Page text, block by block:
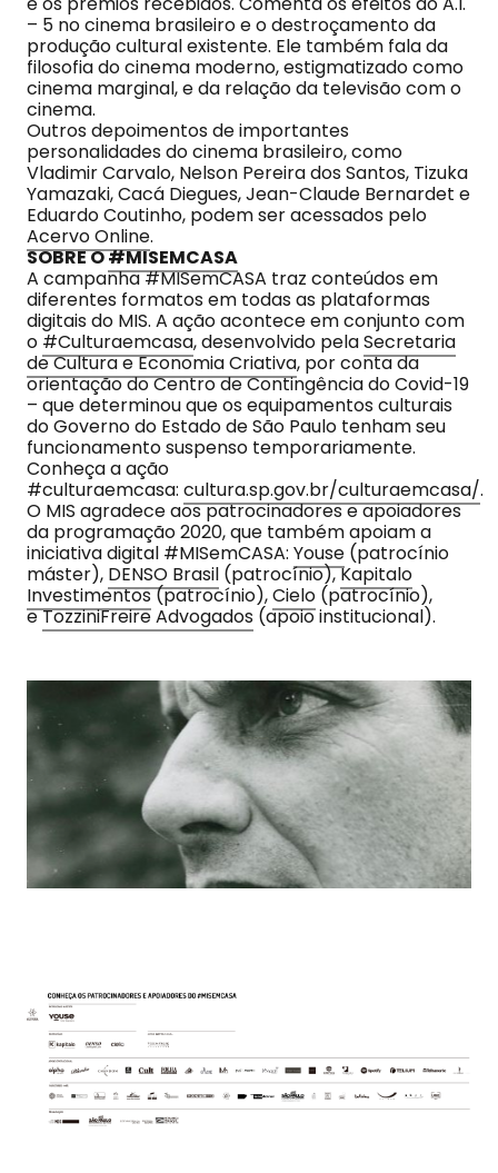
– 5 no cinema brasileiro e o destroçamento da
produção cultural existente. Ele também fala da
filosofia do cinema moderno, estigmatizado como
cinema marginal, e da relação da televisão com o
cinema.
Outros depoimentos de importantes
personalidades do cinema brasileiro, como
Vladimir Carvalo, Nelson Pereira dos Santos, Tizuka
Yamazaki, Cacá Diegues, Jean-Claude Bernardet e
Eduardo Coutinho, podem ser acessados pelo
Acervo Online.
SOBRE O#MISEMCASA
A campanha #MISemCASA traz conteúdos em
diferentes formatos em todas as plataformas
digitais do MIS. A ação acontece em conjunto com
o #Culturaemcasa, desenvolvido pelaSecretaria
de Cultura e Economia Criativa, por conta da
orientação do Centro de Contingência do Covid-19
– que determinou que os equipamentos culturais
do Governo do Estado de São Paulo tenham seu
funcionamento suspenso temporariamente.
Conheça a ação
#culturaemcasa: cultura.sp.gov.br/culturaemcasa/.
O MIS agradece aos patrocinadores e apoiadores
da programação 2020, que também apoiam a
iniciativa digital #MISemCASA: Youse (patrocínio
máster), DENSO Brasil (patrocínio),Kapitalo
Investimentos(patrocínio),Cielo (patrocínio),
eTozziniFreire Advogados (apoio institucional).